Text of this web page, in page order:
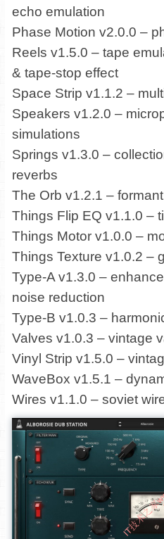
echo emulation
Phase Motion v2.0.0 –
Reels v1.5.0 – tape
& tape-stop effect
Space Strip v1.1.2 –
Speakers v1.2.0 –
simulations
Springs v1.3.0 –
reverbs
The Orb v1.2.1 –
Things Flip EQ v1.1.0 –
Things Motor v1.0.0 –
Things Texture v1.0.2 –
Type-A v1.3.0 –
noise reduction
Type-B v1.0.3 –
Valves v1.0.3 – vintage
Vinyl Strip v1.5.0 –
WaveBox v1.5.1 –
Wires v1.1.0 – soviet